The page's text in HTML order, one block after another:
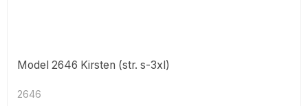
Model 2646 Kirsten (str. s-3xl)
2646